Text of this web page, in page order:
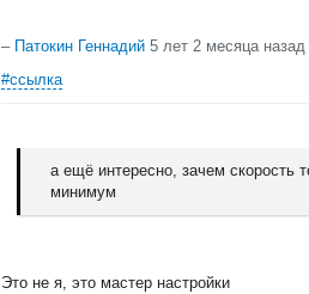
– Патокин Геннадий 5 лет 2 месяца назад
#ссылка
а ещё интересно, зачем скорость
минимум
Это не я, это мастер настройки